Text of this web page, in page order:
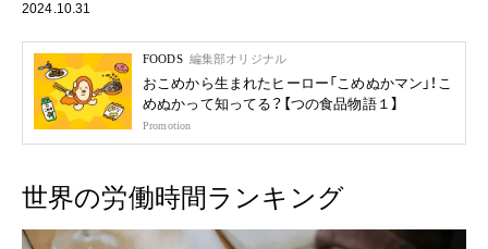
2024.10.31
FOODS 編集部オリジナル
おこめから生まれたヒーロー「こめぬかマン」！こ
めぬかって知ってる？【つの食品物語１】
Promotion
世界の労働時間ランキング